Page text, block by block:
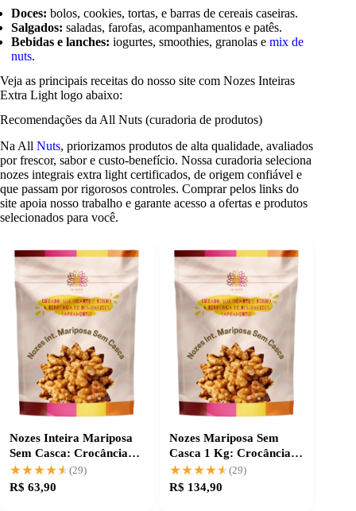
Doces: bolos, cookies, tortas, e barras de cereais caseiras.
Salgados: saladas, farofas, acompanhamentos e patês.
Bebidas e lanches: iogurtes, smoothies, granolas emix de
nuts.
Veja as principais receitas do nosso site com Nozes Inteiras
Extra Light logo abaixo:
Recomendações da All Nuts (curadoria de produtos)
Na All Nuts, priorizamos produtos de alta qualidade, avaliados
por frescor, sabor e custo-benefício. Nossa curadoria seleciona
nozes integrais extra light certificados, de origem confiável e
que passam por rigorosos controles. Comprar pelos links do
site apoia nosso trabalho e garante acesso a ofertas e produtos
selecionados para você.
Nozes Inteira Mariposa
Sem Casca: Crocância
Extra Light
★★★★★
★★★★★ (29)
R$ 63,90
Nozes Mariposa Sem
Casca 1 Kg: Crocância e
Pureza Garantidas
★★★★★
★★★★★(29)
R$ 134,90